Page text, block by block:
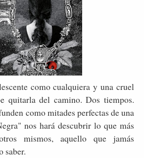
como cualquiera y una cruel
quitarla del camino. Dos tiempos.
como mitades perfectas de una
nos hará descubrir lo que más
mismos, aquello que jamás
saber.